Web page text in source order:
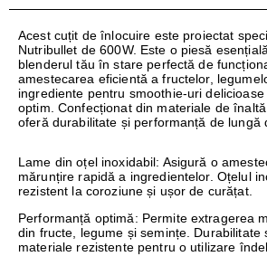
Acest cuțit de înlocuire este proiectat
Nutribullet de 600W. Este o piesă
blenderul tău în stare perfectă de
amestecarea eficientă a fructelor,
ingrediente pentru smoothie-uri
optim. Confecționat din materiale de
oferă durabilitate și performanță de lungă
Lame din oțel inoxidabil: Asigură o
mărunțire rapidă a ingredientelor. Oțelul
rezistent la coroziune și ușor de curățat.
Performanță optimă: Permite extragerea
din fructe, legume și semințe. Durabilitate
materiale rezistente pentru o utilizare